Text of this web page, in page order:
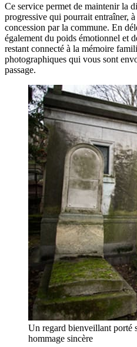
Ce service permet de maintenir la
progressive qui pourrait entraîner,
concession par la commune. En
également du poids émotionnel et
restant connecté à la mémoire
photographiques qui vous sont
passage.
Un regard bienveillant porté
hommage sincère